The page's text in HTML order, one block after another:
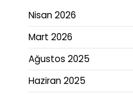
Nisan 2026
Mart 2026
Ağustos 2025
Haziran 2025